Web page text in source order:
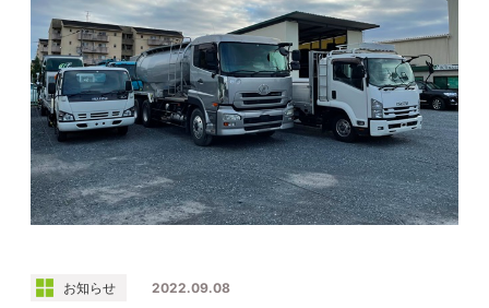
お知らせ 2022.09.08